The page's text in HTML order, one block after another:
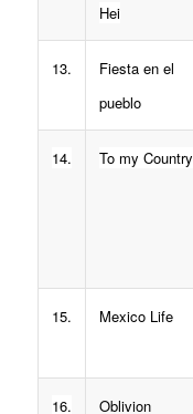
Hei
13.
Fiesta en el
pueblo
14. To my Country
15. Mexico Life
16. Oblivion